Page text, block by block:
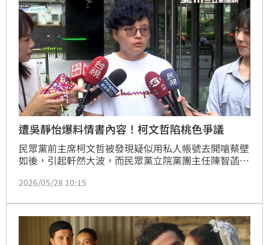
遭吳靜怡爆料情書內容！柯文哲陷桃色爭議
民眾黨前主席柯文哲被發現疑似用私人帳號去開嗆蔡壁
如後，引起軒然大波，而民眾黨立院黨團主任陳智菡則
靜怡看不下去，先在社群上透露曾替柯文哲處理很多公
更稱柯文哲和很多人說過「喜歡你」，還曾把對方嚇到
換公司、離開台灣。
2026/05/28 10:15